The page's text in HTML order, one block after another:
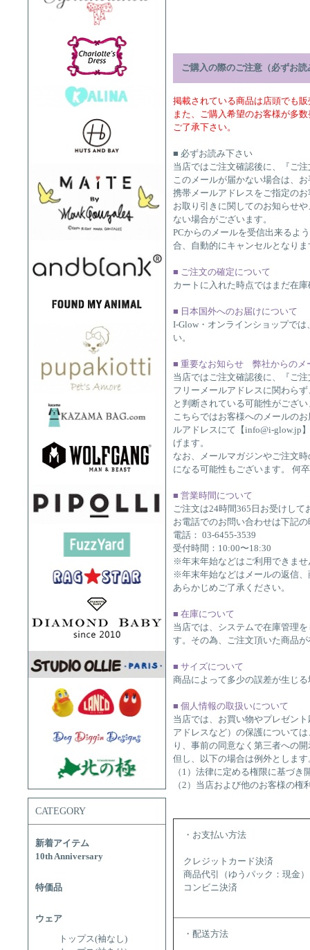
CATEGORY
新着アイテム
10th Anniversary
特価品
ウェア
トップス(袖なし)
ご購入の際のご注意（必ずお読
掲載されている商品は店頭でも
また、ご購入希望のお客様が多
ご了承下さい。
■ 必ずお読み下さい
当店ではご注文確認後に、『ご
このメールが届かない場合は、
携帯メールアドレスをご指定の
お取り引きに関してのお知らせ
ない場合がございます。
PCからのメールを受信出来るよ
合、自動的にキャンセルとなり
■ ご注文の確定について
カートに入れた時点ではまだ在
■ 日本国外へのお届けについて
I-Glow・オンラインショップで
い。
■ 重要なお知らせ 弊社からのメ
当店ではご注文確認後に、『ご
フリーメールアドレスに関わら
と判断されている可能性がござ
こちらではお客様へのメールの
ルアドレスにて【info@i-glow.jp
げます。
なお、メールマガジンやご注文
になる可能性もございます。 何
■ 営業時間について
ご注文は24時間365日お受けして
お電話でのお問い合わせは下記
電話： 03-6455-3539
受付時間：10:00〜18:30
※年末年始などはご利用できませ
※年末年始などはメールの返信
あらかじめご了承ください。
■ 在庫について
当店では、システムで在庫管理
す。その為、ご注文頂いた商品
■ サイズについて
商品によって多少の誤差が生じ
■ 個人情報の取扱いについて
当店では、お買い物やプレゼン
アドレスなど）の保護について
り、事前の同意なく第三者への
但し、以下の場合は例外とします
（1）法律に定める権限に基づき
（2）当店および他のお客様の
・お支払い方法
クレジットカード決済
商品代引（ゆうパック：現金）
コンビニ決済
・配送方法